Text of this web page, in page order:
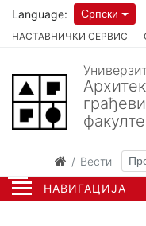
НАВИГАЦИЈА
НАСТАВНИЧКИ СЕРВИС
Language: Српски
Вести